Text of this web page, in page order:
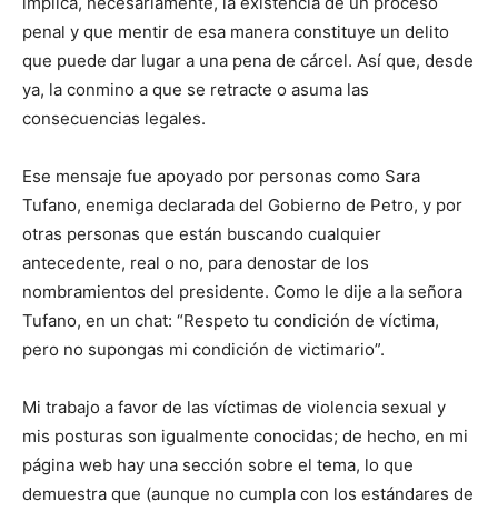
penal y que mentir de esa manera constituye un delito
que puede dar lugar a una pena de cárcel. Así que, desde
ya, la conmino a que se retracte o asuma las
consecuencias legales.
Ese mensaje fue apoyado por personas como Sara
Tufano, enemiga declarada del Gobierno de Petro, y por
otras personas que están buscando cualquier
antecedente, real o no, para denostar de los
nombramientos del presidente. Como le dije a la señora
Tufano, en un chat: “Respeto tu condición de víctima,
pero no supongas mi condición de victimario”.
Mi trabajo a favor de las víctimas de violencia sexual y
mis posturas son igualmente conocidas; de hecho, en mi
página web hay una sección sobre el tema, lo que
demuestra que (aunque no cumpla con los estándares de